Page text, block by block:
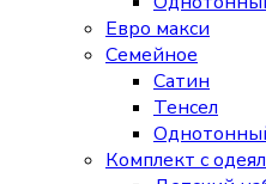
Евро макси
Семейное
Сатин
Тенсел
Комплект с